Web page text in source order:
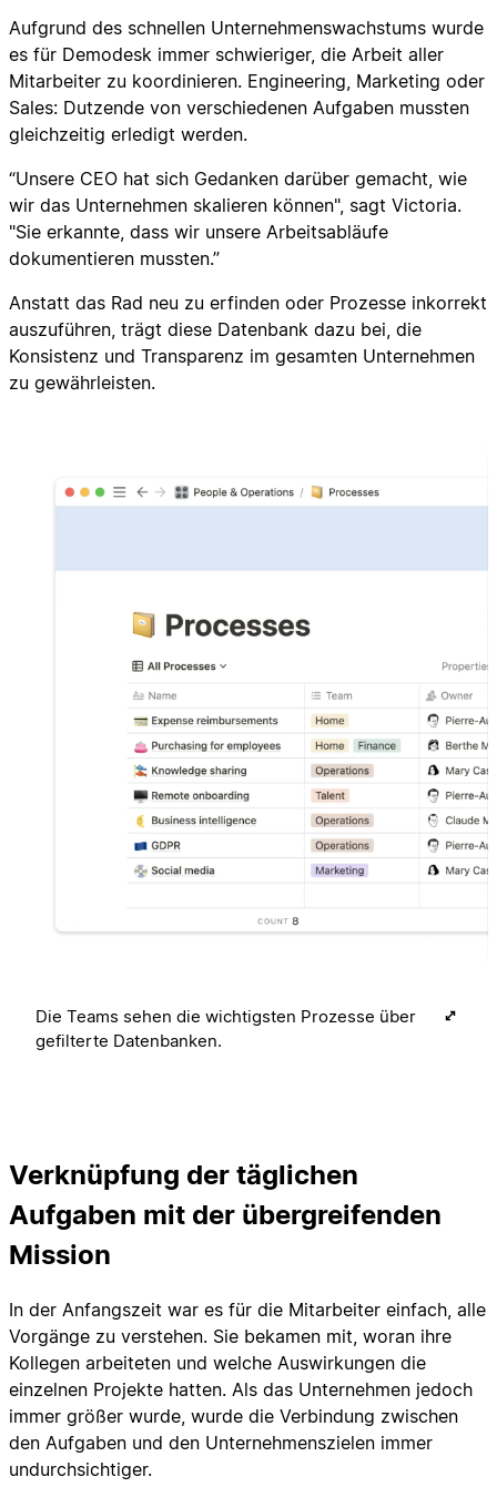
Aufgrund des schnellen Unternehmenswachstums wurde
es für Demodesk immer schwieriger, die Arbeit aller
Mitarbeiter zu koordinieren. Engineering, Marketing oder
Sales: Dutzende von verschiedenen Aufgaben mussten
gleichzeitig erledigt werden.
“Unsere CEO hat sich Gedanken darüber gemacht, wie
wir das Unternehmen skalieren können", sagt Victoria.
"Sie erkannte, dass wir unsere Arbeitsabläufe
dokumentieren mussten.”
Anstatt das Rad neu zu erfinden oder Prozesse inkorrekt
auszuführen, trägt diese Datenbank dazu bei, die
Konsistenz und Transparenz im gesamten Unternehmen
zu gewährleisten.
Die Teams sehen die wichtigsten Prozesse über
gefilterte Datenbanken.
Verknüpfung der täglichen
Aufgaben mit der übergreifenden
Mission
In der Anfangszeit war es für die Mitarbeiter einfach, alle
Vorgänge zu verstehen. Sie bekamen mit, woran ihre
Kollegen arbeiteten und welche Auswirkungen die
einzelnen Projekte hatten. Als das Unternehmen jedoch
immer größer wurde, wurde die Verbindung zwischen
den Aufgaben und den Unternehmenszielen immer
undurchsichtiger.